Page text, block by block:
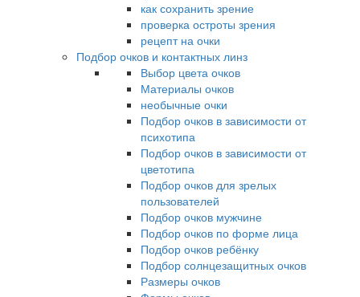
как сохранить зрение
проверка остроты зрения
рецепт на очки
Подбор очков и контактных линз
Выбор цвета очков
Материалы очков
необычные очки
Подбор очков в зависимости от
психотипа
Подбор очков в зависимости от
цветотипа
Подбор очков для зрелых
пользователей
Подбор очков мужчине
Подбор очков по форме лица
Подбор очков ребёнку
Подбор солнцезащитных очков
Размеры очков